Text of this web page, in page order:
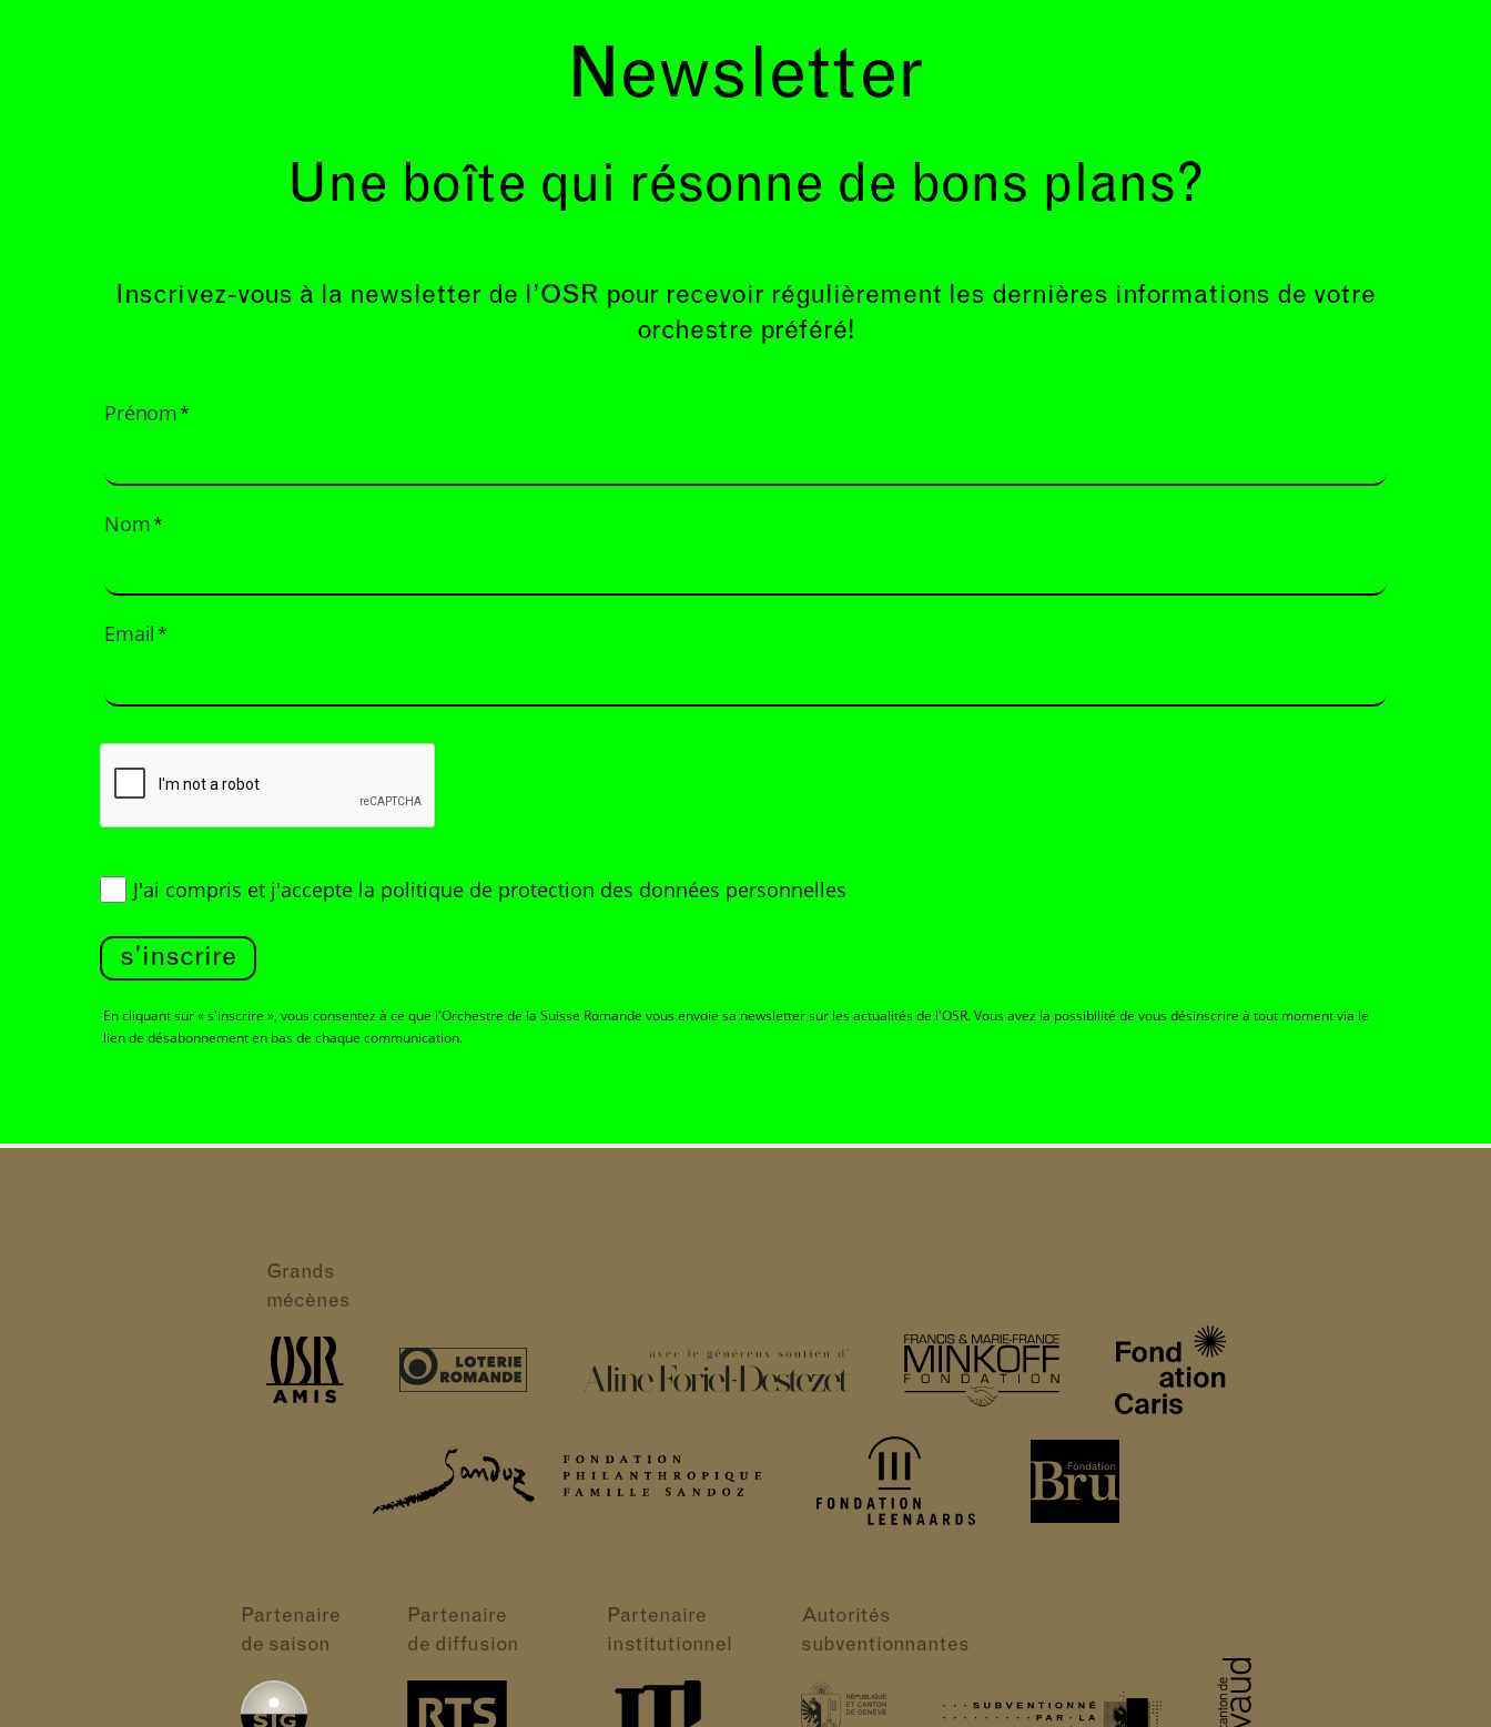
Newsletter
Une boîte qui résonne de bons plans?
Inscrivez-vous à la newsletter de l’OSR pour recevoir régulièrement les dernières informations de votre
orchestre préféré!
Prénom*
Nom*
Email*
J'ai compris et j'accepte la politique de protection des données personnelles
s'inscrire
En cliquant sur « s'inscrire », vous consentez à ce que l'Orchestre de la Suisse Romande vous envoie sa newsletter sur les actualités de l'OSR. Vous avez la possibilité de vous désinscrire à tout moment via le
lien de désabonnement en bas de chaque communication.
Grands
mécènes
Partenaire
de saison
Partenaire
de diffusion
Partenaire
institutionnel
Autorités
subventionnantes